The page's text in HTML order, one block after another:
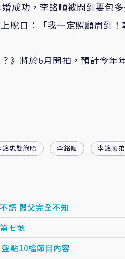
成功，李銘順被問到要包
脫口：「我一定照顧周到！
》將於6月開拍，預計今年
銘忠雙胞胎 李銘順 李銘順
語 閻父完全不知
七號
點10檔節目內容